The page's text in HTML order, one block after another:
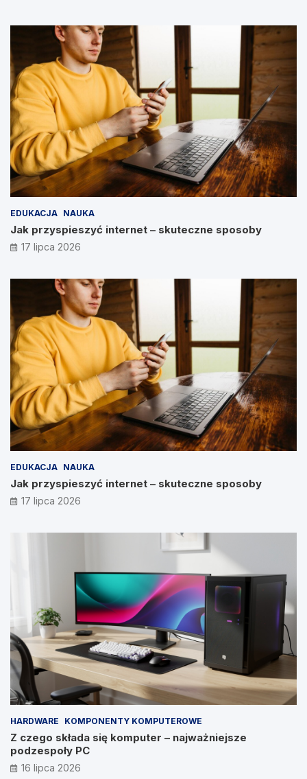
EDUKACJA NAUKA
Jak przyspieszyć internet – skuteczne sposoby
17 lipca 2026
EDUKACJA NAUKA
Jak przyspieszyć internet – skuteczne sposoby
17 lipca 2026
HARDWARE KOMPONENTY KOMPUTEROWE
Z czego składa się komputer – najważniejsze
podzespoły PC
16 lipca 2026